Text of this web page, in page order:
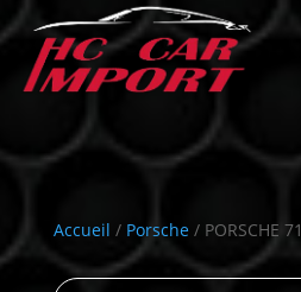
Accueil / Porsche/ PORSCHE